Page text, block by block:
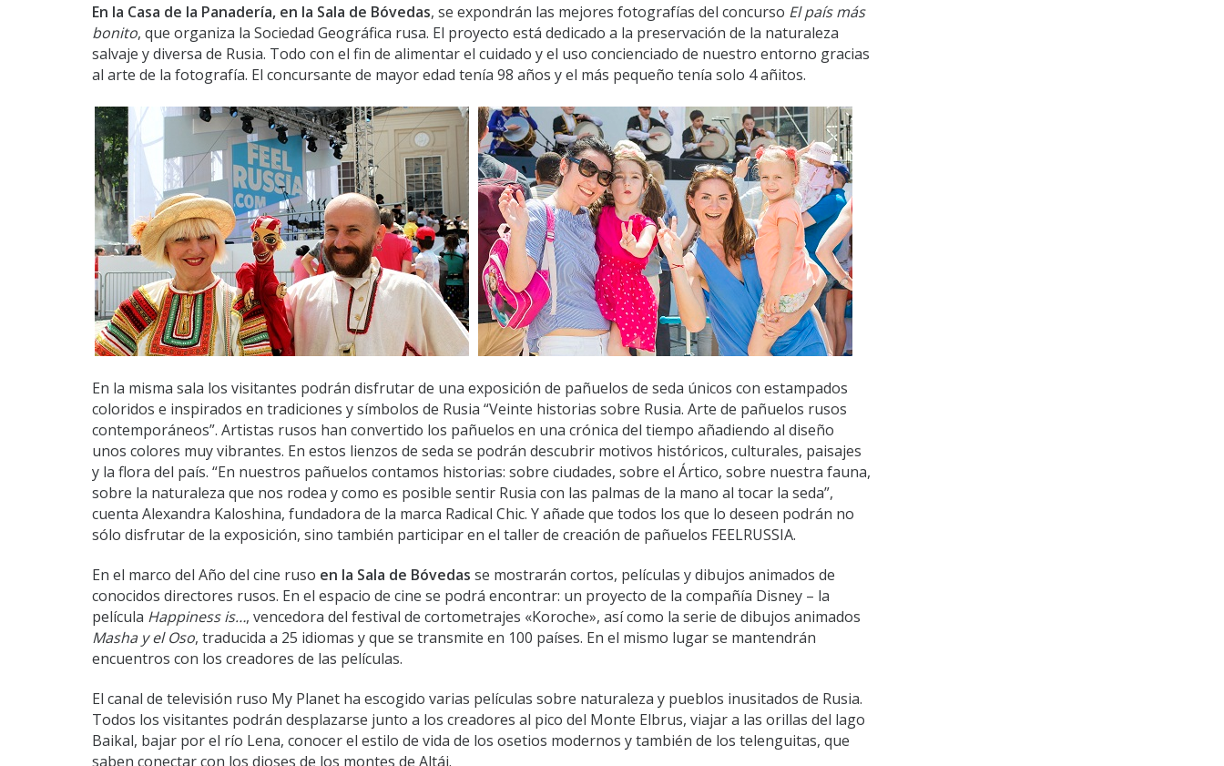
En la Casa de la Panadería, en la Sala de Bóvedas, se expondrán las mejores fotografías del concurso El país más
bonito, que organiza la Sociedad Geográfica rusa. El proyecto está dedicado a la preservación de la naturaleza
salvaje y diversa de Rusia. Todo con el fin de alimentar el cuidado y el uso concienciado de nuestro entorno gracias
al arte de la fotografía. El concursante de mayor edad tenía 98 años y el más pequeño tenía solo 4 añitos.
En la misma sala los visitantes podrán disfrutar de una exposición de pañuelos de seda únicos con estampados
coloridos e inspirados en tradiciones y símbolos de Rusia “Veinte historias sobre Rusia. Arte de pañuelos rusos
contemporáneos”. Artistas rusos han convertido los pañuelos en una crónica del tiempo añadiendo al diseño
unos colores muy vibrantes. En estos lienzos de seda se podrán descubrir motivos históricos, culturales, paisajes
y la flora del país. “En nuestros pañuelos contamos historias: sobre ciudades, sobre el Ártico, sobre nuestra fauna,
sobre la naturaleza que nos rodea y como es posible sentir Rusia con las palmas de la mano al tocar la seda”,
cuenta Alexandra Kaloshina, fundadora de la marca Radical Chic. Y añade que todos los que lo deseen podrán no
sólo disfrutar de la exposición, sino también participar en el taller de creación de pañuelos FEELRUSSIA.
En el marco del Año del cine ruso en la Sala de Bóvedas se mostrarán cortos, películas y dibujos animados de
conocidos directores rusos. En el espacio de cine se podrá encontrar: un proyecto de la compañía Disney – la
película Happiness is…, vencedora del festival de cortometrajes «Koroche», así como la serie de dibujos animados
Masha y el Oso, traducida a 25 idiomas y que se transmite en 100 países. En el mismo lugar se mantendrán
encuentros con los creadores de las películas.
El canal de televisión ruso My Planet ha escogido varias películas sobre naturaleza y pueblos inusitados de Rusia.
Todos los visitantes podrán desplazarse junto a los creadores al pico del Monte Elbrus, viajar a las orillas del lago
Baikal, bajar por el río Lena, conocer el estilo de vida de los osetios modernos y también de los telenguitas, que
saben conectar con los dioses de los montes de Altái.